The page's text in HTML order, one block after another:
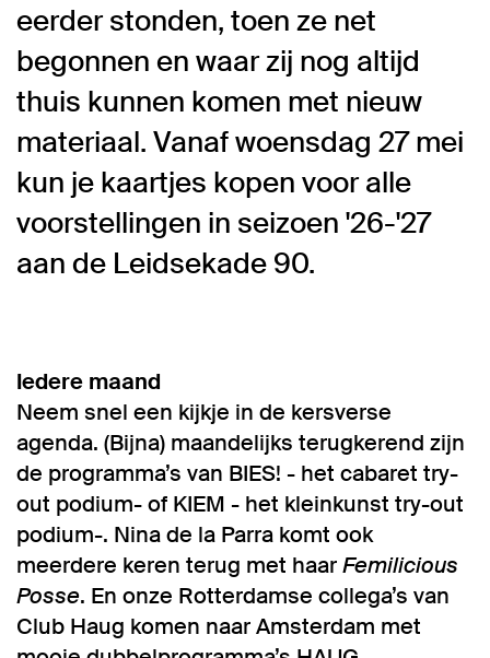
eerder stonden, toen ze net
begonnen en waar zij nog altijd
thuis kunnen komen met nieuw
materiaal. Vanaf woensdag 27 mei
kun je kaartjes kopen voor alle
voorstellingen in seizoen '26-'27
aan de Leidsekade 90.
Iedere maand
Neem snel een kijkje in de kersverse
agenda. (Bijna) maandelijks terugkerend zijn
de programma’s van BIES! - het cabaret try-
out podium- of KIEM - het kleinkunst try-out
podium-. Nina de la Parra komt ook
meerdere keren terug met haarFemilicious
Posse. En onze Rotterdamse collega’s van
Club Haug komen naar Amsterdam met